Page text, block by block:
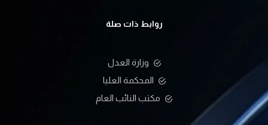
روابط ذات صلة
وزارة العدل
المحكمة العليا
مكتب النائب العام